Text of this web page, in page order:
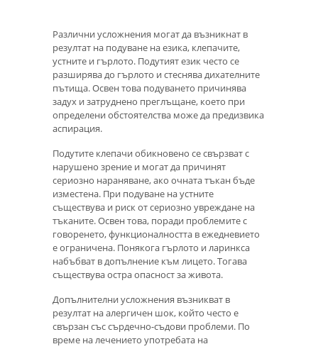
Различни усложнения могат да възникнат в
резултат на подуване на езика, клепачите,
устните и гърлото. Подутият език често се
разширява до гърлото и стеснява дихателните
пътища. Освен това подуването причинява
задух и затруднено преглъщане, което при
определени обстоятелства може да предизвика
аспирация.
Подутите клепачи обикновено се свързват с
нарушено зрение и могат да причинят
сериозно нараняване, ако очната тъкан бъде
изместена. При подуване на устните
съществува и риск от сериозно увреждане на
тъканите. Освен това, поради проблемите с
говоренето, функционалността в ежедневието
е ограничена. Понякога гърлото и ларинкса
набъбват в допълнение към лицето. Тогава
съществува остра опасност за живота.
Допълнителни усложнения възникват в
резултат на алергичен шок, който често е
свързан със сърдечно-съдови проблеми. По
време на лечението употребата на